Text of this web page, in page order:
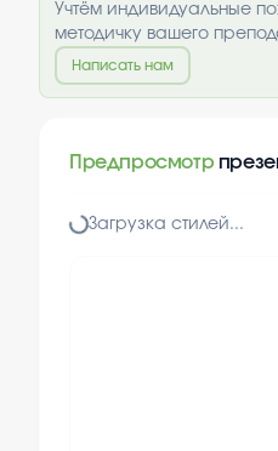
Учтём индивидуальные
методичку вашего
Написать нам
Предпросмотр
Загрузка стилей...